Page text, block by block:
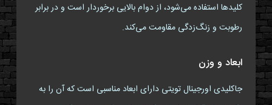
کلیدها استفاده می‌شود، از دوام بالایی برخوردار است و در برابر
رطوبت و زنگ‌زدگی مقاومت می‌کند.
ابعاد و وزن
جاکلیدی اورجینال تویتی دارای ابعاد مناسبی است که آن را به